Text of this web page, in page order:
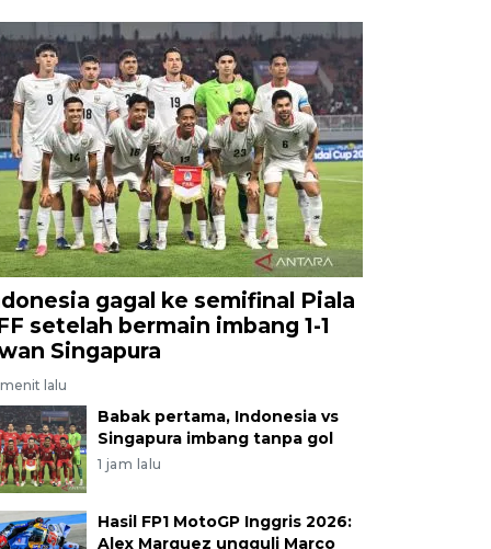
gagal ke semifinal Piala
setelah bermain imbang 1-1
Singapura
lalu
Babak pertama, Indonesia vs
Singapura imbang tanpa gol
1 jam lalu
Hasil FP1 MotoGP Inggris 2026:
Alex Marquez ungguli Marco